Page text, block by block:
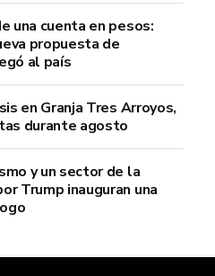
una cuenta en pesos:
propuesta de
al país
en Granja Tres Arroyos,
durante agosto
y un sector de la
Trump inauguran una